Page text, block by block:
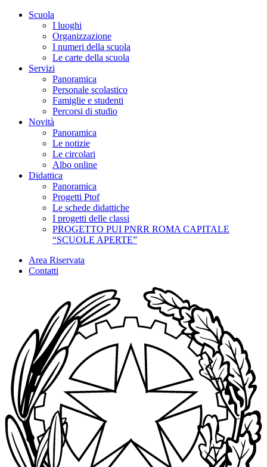
Scuola
I luoghi
Organizzazione
I numeri della scuola
Le carte della scuola
Servizi
Panoramica
Personale scolastico
Famiglie e studenti
Percorsi di studio
Novità
Panoramica
Le notizie
Le circolari
Albo online
Didattica
Panoramica
Progetti Ptof
Le schede didattiche
I progetti delle classi
PROGETTO PUI PNRR ROMA CAPITALE
“SCUOLE APERTE”
Area Riservata
Contatti